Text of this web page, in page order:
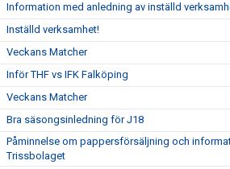
Information med anledning av inställd
Inställd verksamhet!
Veckans Matcher
Inför THF vs IFK Falköping
Veckans Matcher
Bra säsongsinledning för J18
Påminnelse om pappersförsäljning och
Trissbolaget